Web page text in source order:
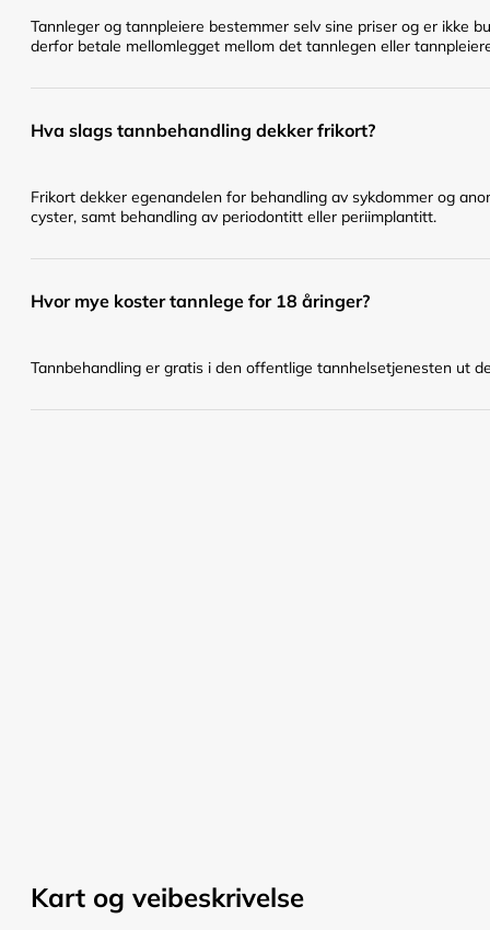
Tannleger og tannpleiere bestemmer selv sine priser og er ikke
derfor betale mellomlegget mellom det tannlegen eller
Hva slags tannbehandling dekker frikort?
Frikort dekker egenandelen for behandling av sykdommer og
cyster, samt behandling av periodontitt eller periimplantitt.
Hvor mye koster tannlege for 18 åringer?
Tannbehandling er gratis i den offentlige tannhelsetjenesten ut
Kart og veibeskrivelse